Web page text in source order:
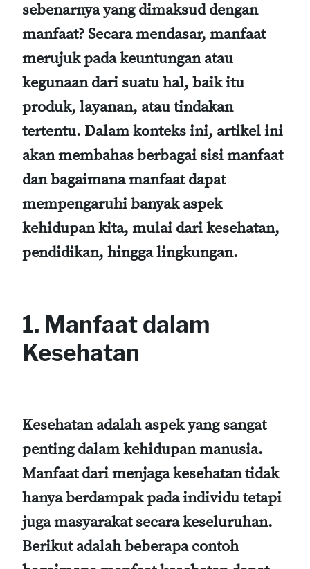
sebenarnya yang dimaksud dengan
manfaat? Secara mendasar, manfaat
merujuk pada keuntungan atau
kegunaan dari suatu hal, baik itu
produk, layanan, atau tindakan
tertentu. Dalam konteks ini, artikel ini
akan membahas berbagai sisi manfaat
dan bagaimana manfaat dapat
mempengaruhi banyak aspek
kehidupan kita, mulai dari kesehatan,
pendidikan, hingga lingkungan.
1. Manfaat dalam
Kesehatan
Kesehatan adalah aspek yang sangat
penting dalam kehidupan manusia.
Manfaat dari menjaga kesehatan tidak
hanya berdampak pada individu tetapi
juga masyarakat secara keseluruhan.
Berikut adalah beberapa contoh